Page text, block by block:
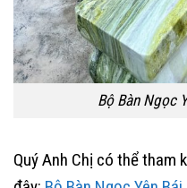
Bộ Bàn Ngọc
Quý Anh Chị có thể tham